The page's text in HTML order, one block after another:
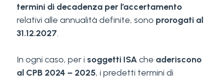
termini di decadenza per l’accertamento
relativi alle annualità definite, sono prorogati al
31.12.2027.
In ogni caso, per isoggetti ISAche aderiscono
al CPB 2024 – 2025, i predetti termini di